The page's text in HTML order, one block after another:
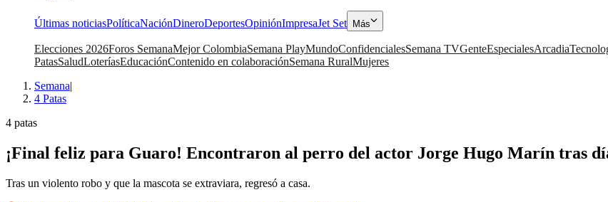
Últimas noticiasPolíticaNaciónDineroDeportesOpiniónImpresaJet Set Más
Elecciones 2026Foros SemanaMejor ColombiaSemana PlayMundoConfidencialesSemana TVGenteEspecialesArcadia
PatasSaludLoteríasEducaciónContenido en colaboraciónSemana RuralMujeres
Semana|
4 Patas
4 patas
¡Final feliz para Guaro! Encontraron al perro del actor Jorge Hugo Marín tras
Tras un violento robo y que la mascota se extraviara, regresó a casa.